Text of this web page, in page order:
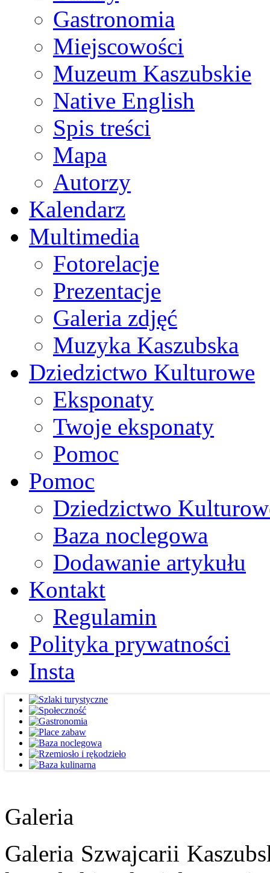
Gastronomia
Miejscowości
Muzeum Kaszubskie
Native English
Spis treści
Mapa
Autorzy
Kalendarz
Multimedia
Fotorelacje
Prezentacje
Galeria zdjęć
Muzyka Kaszubska
Dziedzictwo Kulturowe
Eksponaty
Twoje eksponaty
Pomoc
Pomoc
Dziedzictwo
Baza noclegowa
Dodawanie artykułu
Kontakt
Regulamin
Polityka prywatności
Insta
Galeria
Galeria Szwajcarii